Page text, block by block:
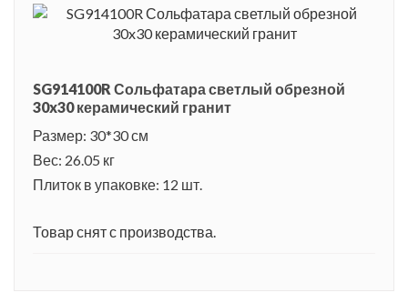
SG914100R Сольфатара светлый обрезной
30x30 керамический гранит
Размер: 30*30 см
Вес: 26.05 кг
Плиток в упаковке: 12 шт.
Товар снят с производства.